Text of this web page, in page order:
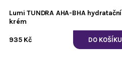
Lumi TUNDRA AHA-BHA hydratační
krém
935 Kč